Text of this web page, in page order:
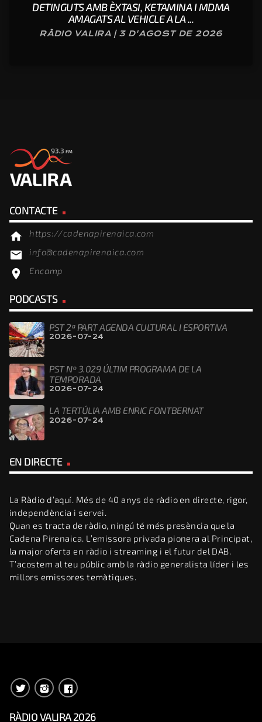
DETINGUTS AMB ÈXTASI, KETAMINA I MDMA
AMAGATS AL VEHICLE A LA ...
RÀDIO VALIRA | 3 D'AGOST DE 2026
CONTACTE
home https://cadenapirenaica.com
email info@cadenapirenaica.com
location_on Encamp
PODCASTS
PST 2ª PART AGENDA CULTURAL I ESPORTIVA
2026-07-24
PST Nº 3.029 ÚLTIM PROGRAMA DE LA
TEMPORADA
2026-07-24
LA TERTÚLIA AMB ENRIC FONTBERNAT
2026-07-24
EN DIRECTE
La Ràdio d’aquí. Més de 40 anys de ràdio en directe, rigor,
independència i servei.
Quan es tracta de ràdio, ningú té més presència que la
Cadena Pirenaica. L’emissora privada pionera al Principat,
la major oferta en ràdio i streaming i el futur del DAB.
T’acostem al teu públic amb la ràdio generalista líder i les
millors emissores temàtiques.
RÀDIO VALIRA 2026